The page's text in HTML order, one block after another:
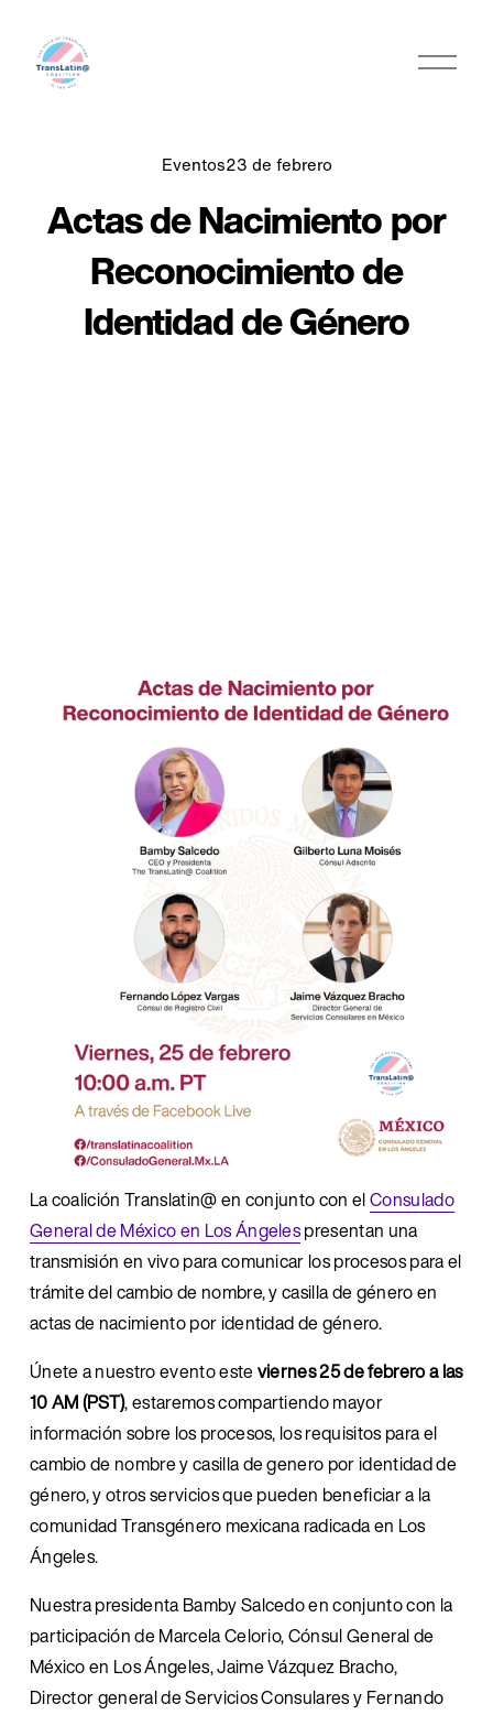
A
e
n
Actas de Nacimiento por
Reconocimiento de
Identidad de Género
Eventos23 de febrero
La coalición Translatin@ en conjunto con el Consulado
General de México en Los Ángeles presentan una
transmisión en vivo para comunicar los procesos para el
trámite del cambio de nombre, y casilla de género en
actas de nacimiento por identidad de género.
Únete a nuestro evento este viernes 25 de febrero a las
10 AM (PST), estaremos compartiendo mayor
información sobre los procesos, los requisitos para el
cambio de nombre y casilla de genero por identidad de
género, y otros servicios que pueden beneficiar a la
comunidad Transgénero mexicana radicada en Los
Ángeles.
Nuestra presidenta Bamby Salcedo en conjunto con la
participación de Marcela Celorio, Cónsul General de
México en Los Ángeles, Jaime Vázquez Bracho,
Director general de Servicios Consulares y Fernando